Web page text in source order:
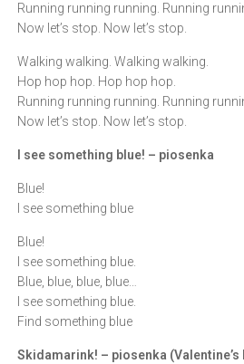
Running running running. Running
Now let’s stop. Now let’s stop.
Walking walking. Walking walking.
Hop hop hop. Hop hop hop.
Running running running. Running
Now let’s stop. Now let’s stop.
I see something blue! – piosenka
Blue!
I see something blue
Blue!
I see something blue.
Blue, blue, blue, blue…
I see something blue.
Find something blue
Skidamarink! – piosenka (Valentine’s